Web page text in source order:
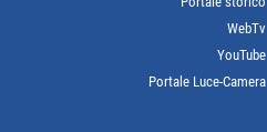
WebTv
YouTube
Portale Luce-Camera